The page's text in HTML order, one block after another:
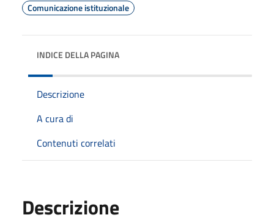
Comunicazione istituzionale
INDICE DELLA PAGINA
Descrizione
A cura di
Contenuti correlati
Descrizione